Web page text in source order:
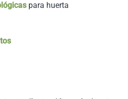
para huerta